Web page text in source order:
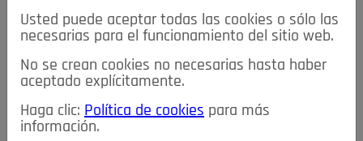
≡NOTICIAS
NOTICIAS SERVICIOS DE INTERÉS
TABLÓN DE ANUNCIOS MIS ANUNCIOS CONTACTO
NOSOTROS
Usted puede aceptar todas las cookies o sólo las
necesarias para el funcionamiento del sitio web.
No se crean cookies no necesarias hasta haber
aceptado explícitamente.
Haga clic: Política de cookies para más
información.